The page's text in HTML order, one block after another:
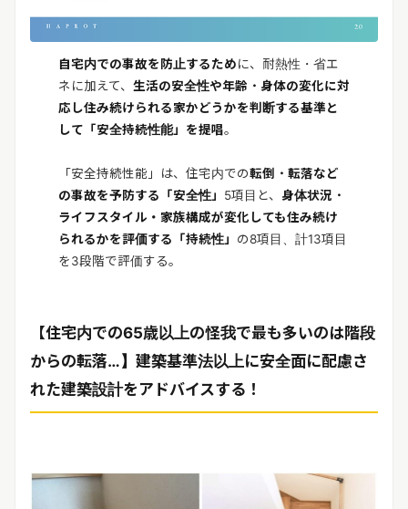
自宅内での事故を防止するために、耐熱性・省エ
ネに加えて、 生活の安全性や年齢・身体の変化に対
応し住み続けられる家かどうかを判断する基準と
して「安全持続性能」を提唱。
「安全持続性能」は、住宅内での転倒・転落など
の事故を予防する「安全性」 5項目と、 身体状況・
ライフスタイル・家族構成が変化しても住み続け
られるかを評価する「持続性」 の8項目、計13項目
を3段階で評価する。
【住宅内での65歳以上の怪我で最も多いのは階段
からの転落…】 建築基準法以上に安全面に配慮さ
れた建築設計をアドバイスする！